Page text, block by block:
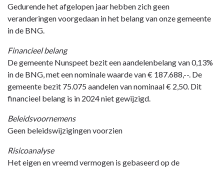
Gedurende het afgelopen jaar hebben zich geen
veranderingen voorgedaan in het belang van onze gemeente
in de BNG.
Financieel belang
De gemeente Nunspeet bezit een aandelenbelang van 0,13%
in de BNG, met een nominale waarde van € 187.688,--. De
gemeente bezit 75.075 aandelen van nominaal € 2,50. Dit
financieel belang is in 2024 niet gewijzigd.
Beleidsvoornemens
Geen beleidswijzigingen voorzien
Risicoanalyse
Het eigen en vreemd vermogen is gebaseerd op de